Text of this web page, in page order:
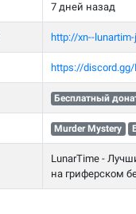
7 дней назад
http://xn--
https://
Бесплатный
Murder Mystery
LunarTime -
на гриферском